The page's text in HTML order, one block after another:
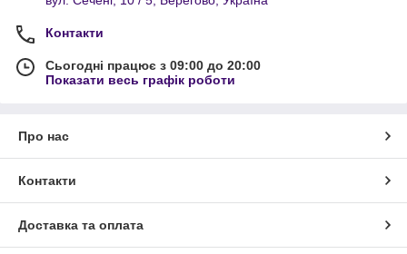
Контакти
Сьогодні працює з 09:00 до 20:00
Показати весь графік роботи
Про нас
Контакти
Доставка та оплата